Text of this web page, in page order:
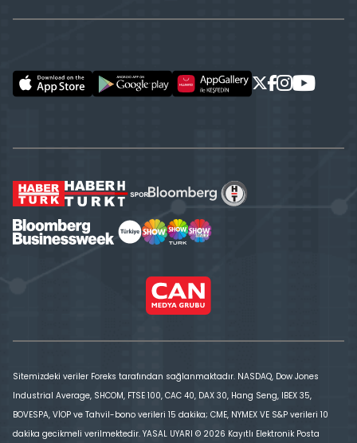
Sitemizdeki veriler Foreks tarafından sağlanmaktadır. NASDAQ, Dow Jones
Industrial Average, SHCOM, FTSE 100, CAC 40, DAX 30, Hang Seng, IBEX 35,
BOVESPA, VİOP ve Tahvil-bono verileri 15 dakika; CME, NYMEX VE S&P verileri 10
dakika gecikmeli verilmektedir. YASAL UYARI © 2026 Kayıtlı Elektronik Posta